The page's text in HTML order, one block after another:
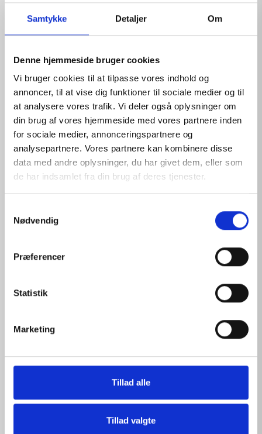
Samtykke Detaljer Om
Denne hjemmeside bruger cookies
Vi bruger cookies til at tilpasse vores indhold og
annoncer, til at vise dig funktioner til sociale medier og til
at analysere vores trafik. Vi deler også oplysninger om
din brug af vores hjemmeside med vores partnere inden
for sociale medier, annonceringspartnere og
analysepartnere. Vores partnere kan kombinere disse
data med andre oplysninger, du har givet dem, eller som
de har indsamlet fra din brug af deres tjenester.
Nødvendig
Præferencer
Statistik
Marketing
Tillad alle
Tillad valgte
PHYSIOLOGICAL SOLUTION REFILL 16
View products